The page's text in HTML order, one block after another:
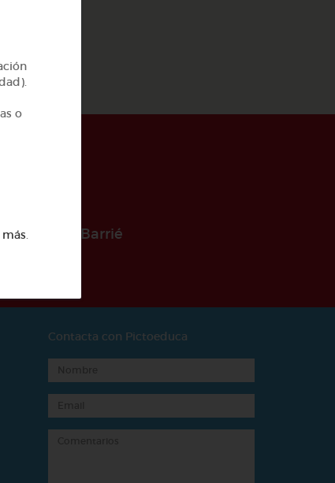
Barrié
Contacta con Pictoeduca
o
.